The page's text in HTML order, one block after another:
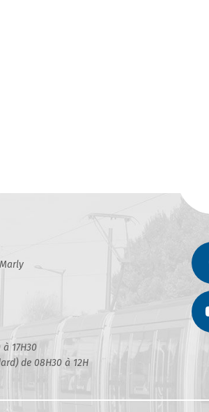
17H30
de 08H30 à 12H